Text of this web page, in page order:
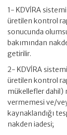
1- KDVİRA
üretilen kontrol
sonucunda
bakımından
getirilir.
2- KDVİRA
üretilen kontrol
mükellefler dahil)
vermemesi ve/
kaynaklandığı
nakden iadesi;